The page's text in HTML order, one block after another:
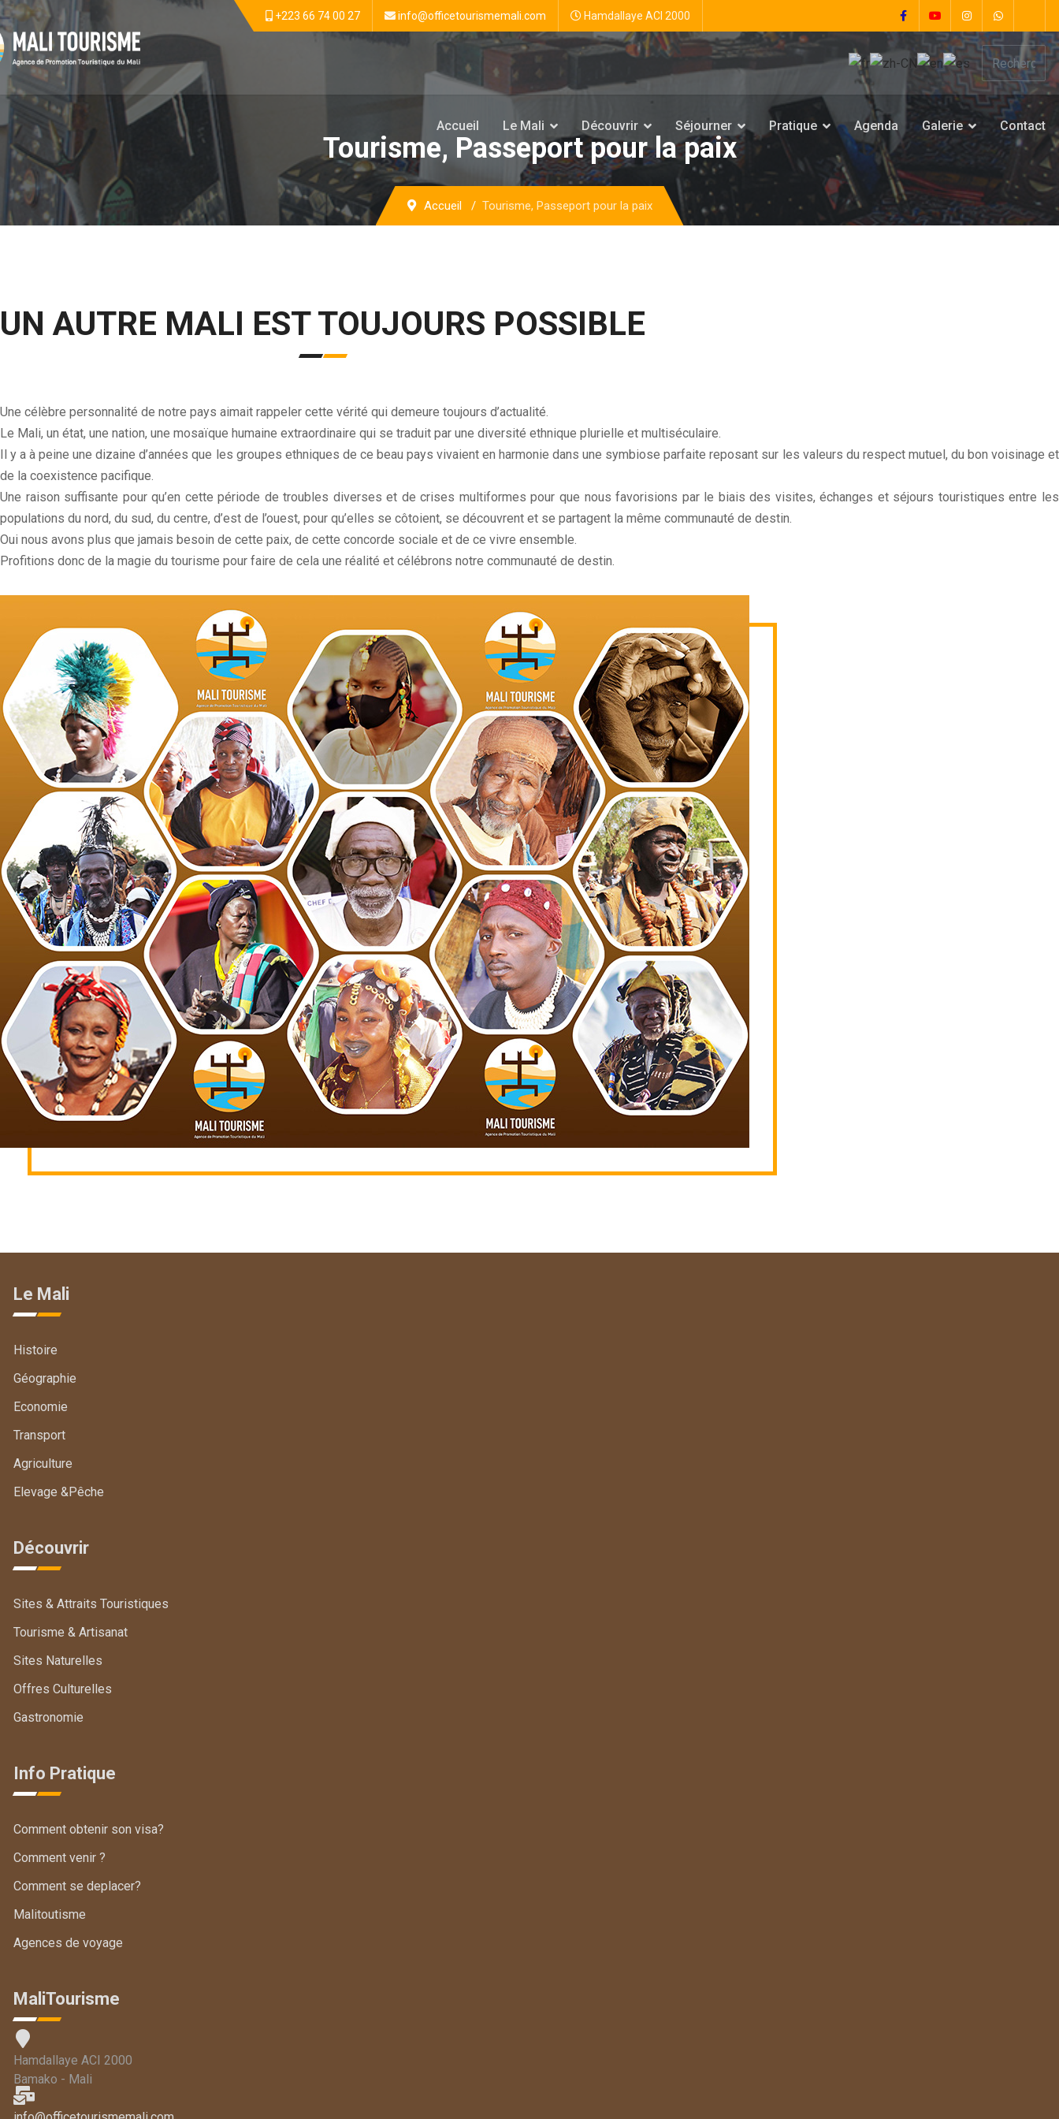
+223 66 74 00 27 info@officetourismemali.com Hamdallaye ACI 2000
Accueil Le Mali Découvrir Séjourner Pratique Agenda Galerie Contact
Tourisme, Passeport pour la paix
Accueil Tourisme, Passeport pour la paix
UN AUTRE MALI EST TOUJOURS POSSIBLE
Une célèbre personnalité de notre pays aimait rappeler cette vérité qui demeure toujours d’actualité.
Le Mali, un état, une nation, une mosaïque humaine extraordinaire qui se traduit par une diversité ethnique plurielle et multiséculaire.
Il y a à peine une dizaine d’années que les groupes ethniques de ce beau pays vivaient en harmonie dans une symbiose parfaite reposant sur les valeurs du respect mutuel, du bon voisinage et
de la coexistence pacifique.
Une raison suffisante pour qu’en cette période de troubles diverses et de crises multiformes pour que nous favorisions par le biais des visites, échanges et séjours touristiques entre les
populations du nord, du sud, du centre, d’est de l’ouest, pour qu’elles se côtoient, se découvrent et se partagent la même communauté de destin.
Oui nous avons plus que jamais besoin de cette paix, de cette concorde sociale et de ce vivre ensemble.
Profitions donc de la magie du tourisme pour faire de cela une réalité et célébrons notre communauté de destin.
Le Mali
Histoire
Géographie
Economie
Transport
Agriculture
Elevage &Pêche
Découvrir
Sites & Attraits Touristiques
Tourisme & Artisanat
Sites Naturelles
Offres Culturelles
Gastronomie
Info Pratique
Comment obtenir son visa?
Comment venir ?
Comment se deplacer?
Malitoutisme
Agences de voyage
MaliTourisme
Hamdallaye ACI 2000
Bamako - Mali